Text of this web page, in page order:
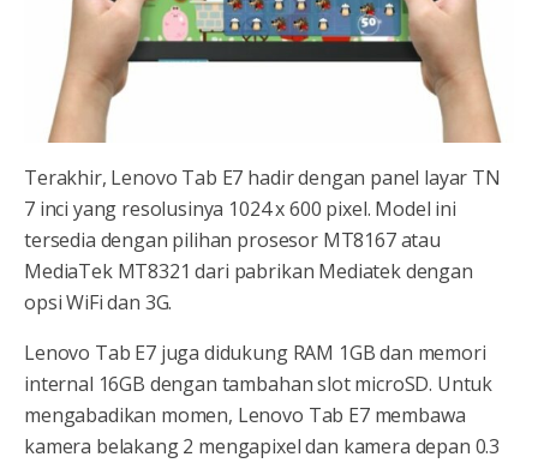
Terakhir, Lenovo Tab E7 hadir dengan panel layar TN
7 inci yang resolusinya 1024 x 600 pixel. Model ini
tersedia dengan pilihan prosesor MT8167 atau
MediaTek MT8321 dari pabrikan Mediatek dengan
opsi WiFi dan 3G.
Lenovo Tab E7 juga didukung RAM 1GB dan memori
internal 16GB dengan tambahan slot microSD. Untuk
mengabadikan momen, Lenovo Tab E7 membawa
kamera belakang 2 mengapixel dan kamera depan 0.3